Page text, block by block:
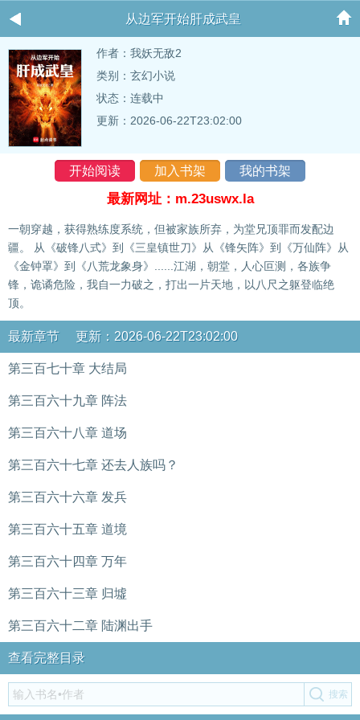
从边军开始肝成武皇
作者： 我妖无敌2
类别：玄幻小说
状态：连载中
更新：2026-06-22T23:02:00
开始阅读 加入书架 我的书架
最新网址：m.23uswx.la
一朝穿越，获得熟练度系统，但被家族所弃，为堂兄顶罪而发配边
疆。 从《破锋八式》到《三皇镇世刀》从《锋矢阵》到《万仙阵》从
《金钟罩》到《八荒龙象身》......江湖，朝堂，人心叵测，各族争
锋，诡谲危险，我自一力破之，打出一片天地，以八尺之躯登临绝
顶。
最新章节 更新：2026-06-22T23:02:00
第三百七十章 大结局
第三百六十九章 阵法
第三百六十八章 道场
第三百六十七章 还去人族吗？
第三百六十六章 发兵
第三百六十五章 道境
第三百六十四章 万年
第三百六十三章 归墟
第三百六十二章 陆渊出手
查看完整目录